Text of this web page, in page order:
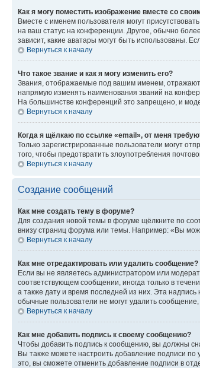
Как я могу поместить изображение вместе со
Вместе с именем пользователя могут
на ваш статус на конференции. Другое, обычно
зависит, какие аватары могут быть использованы.
Вернуться к началу
Что такое звание и как я могу изменить его?
Звания, отображаемые под вашим именем,
напрямую изменять наименования званий на
На большинстве конференций это запрещено, и
Вернуться к началу
Когда я щёлкаю по ссылке «email», от меня
Только зарегистрированные пользователи могут
того, чтобы предотвратить злоупотребления
Вернуться к началу
Создание сообщений
Как мне создать тему в форуме?
Для создания новой темы в форуме щёлкните по
внизу страниц форума или темы. Например: «Вы
Вернуться к началу
Как мне отредактировать или удалить сообщение?
Если вы не являетесь администратором или
соответствующем сообщении, иногда только в
а также дату и время последней из них. Эта
обычные пользователи не могут удалить сообщение,
Вернуться к началу
Как мне добавить подпись к своему сообщению?
Чтобы добавить подпись к сообщению, вы должны
Вы также можете настроить добавление подписи
это, вы сможете отменить добавление подписи в